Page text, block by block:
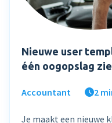
Nieuwe user
één oogopslag
Accountant 2
Je maakt een nieuwe